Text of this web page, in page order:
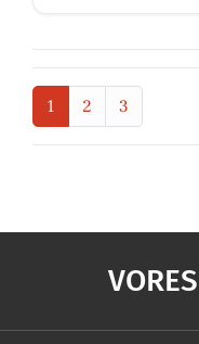
1 2 3
VORES